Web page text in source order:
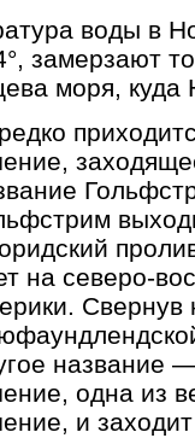
воды в
замерзают
моря, куда
на северо-
Свернув
название
одна из
и